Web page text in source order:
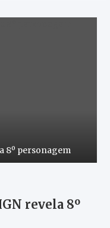
8º personagem
revela 8º